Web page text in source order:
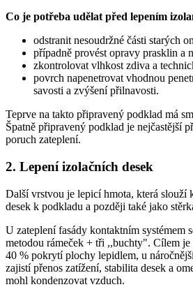
Co je potřeba udělat před lepením
odstranit nesoudržné části starých
případně provést opravy prasklin a
zkontrolovat vlhkost zdiva a
povrch napenetrovat vhodnou
savosti a zvýšení přilnavosti.
Teprve na takto připravený podklad má
Špatně připravený podklad je nejčastější
poruch zateplení.
2. Lepení izolačních desek
Další vrstvou je lepicí hmota, která slouží
desek k podkladu a později také jako
U zateplení fasády kontaktním systémem
metodou rámeček + tři ,,buchty". Cílem je
40 % pokrytí plochy lepidlem, u
zajistí přenos zatížení, stabilita desek a
mohl kondenzovat vzduch.